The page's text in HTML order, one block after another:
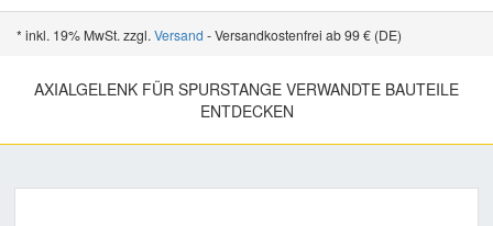
* inkl. 19% MwSt. zzgl. Versand - Versandkostenfrei ab 99 € (DE)
AXIALGELENK FÜR SPURSTANGE VERWANDTE BAUTEILE
ENTDECKEN
Vauxhall Ersatzteile
Volvo Ersatzteile